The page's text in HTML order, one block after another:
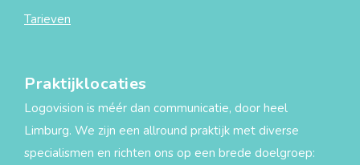
Tarieven
Praktijklocaties
Logovision is méér dan communicatie, door heel
Limburg. We zijn een allround praktijk met diverse
specialismen en richten ons op een brede doelgroep: